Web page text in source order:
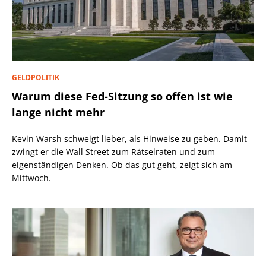
GELDPOLITIK
Warum diese Fed-Sitzung so offen ist wie
lange nicht mehr
Kevin Warsh schweigt lieber, als Hinweise zu geben. Damit
zwingt er die Wall Street zum Rätselraten und zum
eigenständigen Denken. Ob das gut geht, zeigt sich am
Mittwoch.